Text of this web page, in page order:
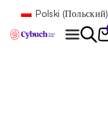
Polski (Польский)